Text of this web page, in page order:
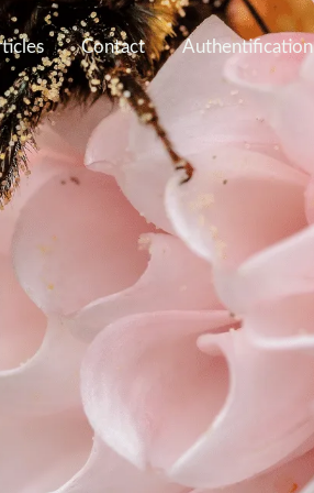
Contact Authentification